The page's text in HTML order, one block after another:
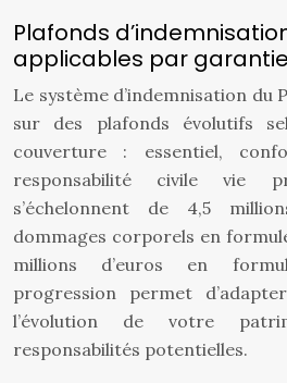
Plafonds
applicables par garantie
Le système d’indemnisation du
sur des plafonds évolutifs
couverture : essentiel,
responsabilité civile vie
s’échelonnent de 4,5
dommages corporels en
millions d’euros en
progression permet
l’évolution de votre
responsabilités potentielles.